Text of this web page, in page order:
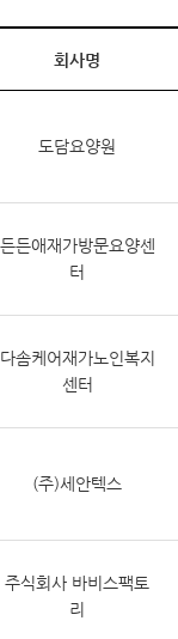
회사명
도담요양원
든든애재가방문요양센
터
다솜케어재가노인복지
센터
(주)세안텍스
주식회사 바비스팩토
리